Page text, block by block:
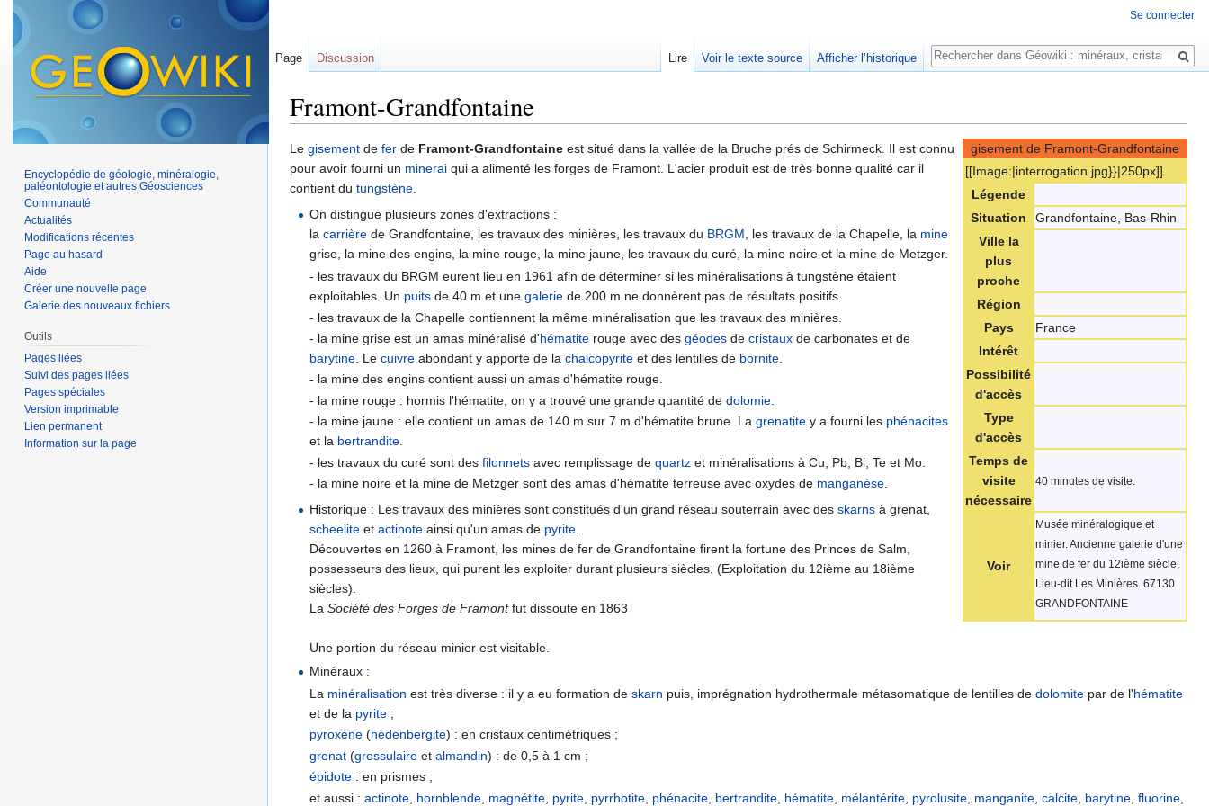
Framont-Grandfontaine
gisement de Framont-Grandfontaine
[[Image:‎|interrogation.jpg}}|250px]]
Légende
Situation
Grandfontaine, Bas-Rhin
Ville la
plus
proche
Région
Pays
France
Intérêt
Possibilité
d'accès
Type
d'accès
Temps de
visite
nécessaire
40 minutes de visite.
Voir
Musée minéralogique et
minier. Ancienne galerie d'une
mine de fer du 12ième siècle.
Lieu-dit Les Minières. 67130
GRANDFONTAINE
Le gisement de fer de Framont-Grandfontaine est situé dans la vallée de la Bruche prés de Schirmeck. Il est connu
pour avoir fourni un minerai qui a alimenté les forges de Framont. L'acier produit est de très bonne qualité car il
contient du tungstène.
On distingue plusieurs zones d'extractions :
lacarrière de Grandfontaine, les travaux des minières, les travaux du BRGM, les travaux de la Chapelle, la mine
grise, la mine des engins, la mine rouge, la mine jaune, les travaux du curé, la mine noire et la mine de Metzger.
- les travaux du BRGM eurent lieu en 1961 afin de déterminer si les minéralisations à tungstène étaient
exploitables. Un puits de 40 m et unegalerie de 200 m ne donnèrent pas de résultats positifs.
- les travaux de la Chapelle contiennent la même minéralisation que les travaux des minières.
- la mine grise est un amas minéralisé d'hématite rouge avec desgéodes decristaux de carbonates et de
barytine . Lecuivre abondant y apporte de lachalcopyrite et des lentilles de bornite
- la mine des engins contient aussi un amas d'hématite rouge.
- la mine rouge : hormis l'hématite, on y a trouvé une grande quantité dedolomie
- la mine jaune : elle contient un amas de 140 m sur 7 m d'hématite brune. Lagrenatite y a fourni les phénacites
et la bertrandite.
- les travaux du curé sont desfilonnets avec remplissage dequartz et minéralisations à Cu, Pb, Bi, Te et Mo.
- la mine noire et la mine de Metzger sont des amas d'hématite terreuse avec oxydes de manganèse
Historique : Les travaux des minières sont constitués d'un grand réseau souterrain avec desskarns à grenat,
scheelite etactinote ainsi qu'un amas de pyrite
Découvertes en 1260 à Framont, les mines de fer de Grandfontaine firent la fortune des Princes de Salm,
possesseurs des lieux, qui purent les exploiter durant plusieurs siècles. (Exploitation du 12ième au 18ième
siècles).
LaSociété des Forges de Framontfut dissoute en 1863
Une portion du réseau minier est visitable.
Minéraux :
La minéralisation est très diverse : il y a eu formation deskarn puis, imprégnation hydrothermale métasomatique de lentilles dedolomite par de l'hématite
et de la pyrite ;
pyroxène (hédenbergite) : en cristaux centimétriques ;
grenat (grossulaire etalmandin) : de 0,5 à 1 cm ;
épidote : en prismes ;
et aussi :actinote hornblende magnétite pyrite pyrrhotite phénacite bertrandite hématite mélantérite pyrolusite manganite ,calcite barytine ,fluorine
Se connecter
Page Discussion Lire Voir le texte source Afficher l’historique
Rechercher
Encyclopédie de géologie, minéralogie,
paléontologie et autres Géosciences
Communauté
Actualités
Modifications récentes
Page au hasard
Aide
Créer une nouvelle page
Galerie des nouveaux fichiers
Outils
Pages liées
Suivi des pages liées
Pages spéciales
Version imprimable
Lien permanent
Information sur la page